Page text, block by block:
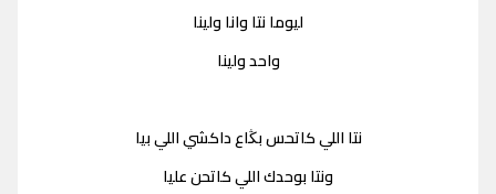
ليوما نتا وانا ولينا
واحد ولينا
نتا اللي كاتحس بڭاع داكشي اللي بيا
ونتا بوحدك اللي كاتحن عليا